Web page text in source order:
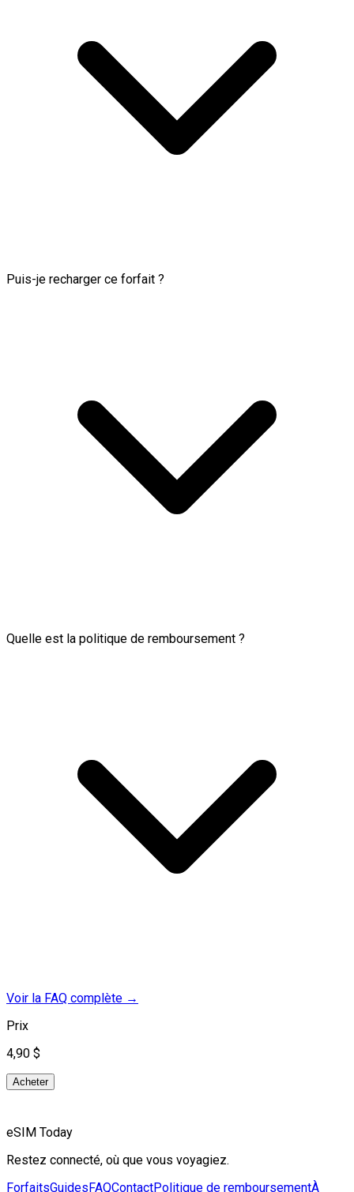
Puis-je recharger ce forfait ?
Quelle est la politique de remboursement ?
Voir la FAQ complète →
Prix
4,90 $
Acheter
eSIM Today
Restez connecté, où que vous voyagiez.
ForfaitsGuidesFAQContactPolitique de remboursementÀ